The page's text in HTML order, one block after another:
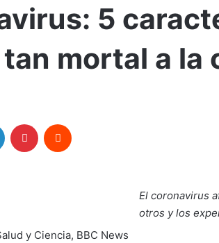
5
mortal a la
LinkedIn Pinterest
y Ciencia, BBC News
El coronavirus
otros y los